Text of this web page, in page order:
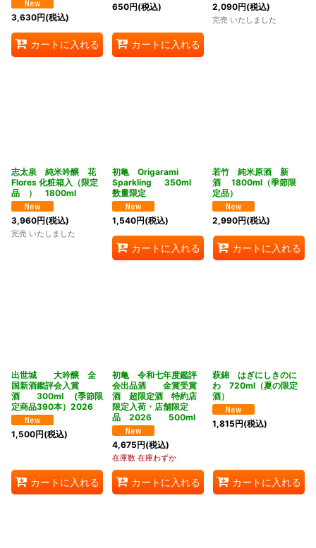
3,630円(税込)
カートに入れる
650円(税込)
カートに入れる
2,090円(税込)
完売 いたしました
志太泉 純米吟醸 花
Flores 化粧箱入（限定
品 ） 1800ml
3,960円(税込)
完売 いたしました
初亀 Origarami
Sparkling 350ml
数量限定
1,540円(税込)
カートに入れる
若竹 純米原酒 新
酒 1800ml（季節限
定品）
2,990円(税込)
カートに入れる
出世城 大吟醸 全
国新酒鑑評会入賞
酒 300ml (季節限
定商品390本）2026
1,500円(税込)
カートに入れる
初亀 令和七年度鑑評
会出品酒 金賞受賞
酒 超限定酒 特約店
限定入荷・店舗限定
品 2026 500ml
4,675円(税込)
在庫数 在庫わずか
カートに入れる
萩錦 はぎにしきのに
わ 720ml（夏の限定
酒）
1,815円(税込)
カートに入れる